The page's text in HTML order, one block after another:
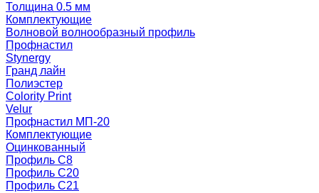
Толщина 0.5 мм
Комплектующие
Волновой волнообразный профиль
Профнастил
Stynergy
Гранд лайн
Полиэстер
Colority Print
Velur
Профнастил МП-20
Комплектующие
Оцинкованный
Профиль С8
Профиль С20
Профиль С21